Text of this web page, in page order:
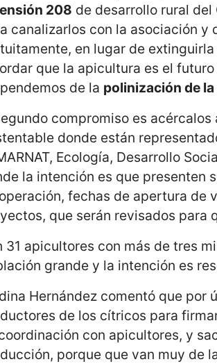
208 de desarrollo rural
canalizarlos con la asociación y
en lugar de
que la apicultura es el
de la polinización de la
compromiso es acércalos
donde están
Ecología, Desarrollo
la intención es que presenten
fechas de apertura de
que serán revisados para
31 apicultores con más de tres
grande y la intención es
Hernández comentó que por
de los cítricos para
con apicultores, y
porque que van muy de